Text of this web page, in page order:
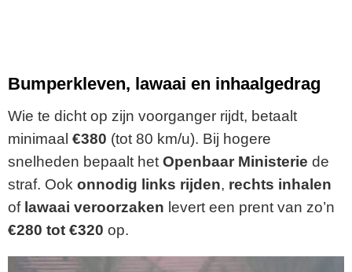
Bumperkleven, lawaai en inhaalgedrag
Wie te dicht op zijn voorganger rijdt, betaalt
minimaal €380 (tot 80 km/u). Bij hogere
snelheden bepaalt het Openbaar Ministerie de
straf. Ook onnodig links rijden, rechts inhalen
of lawaai veroorzaken levert een prent van zo’n
€280 tot €320 op.